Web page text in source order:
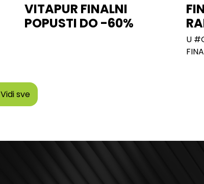
VITAPUR FINALNI
POPUSTI DO -60%
U
Vidi sve